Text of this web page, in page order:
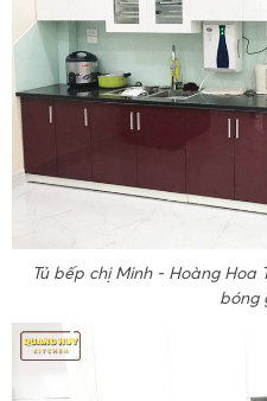
Tủ bếp chị Minh - Hoàng
bóng